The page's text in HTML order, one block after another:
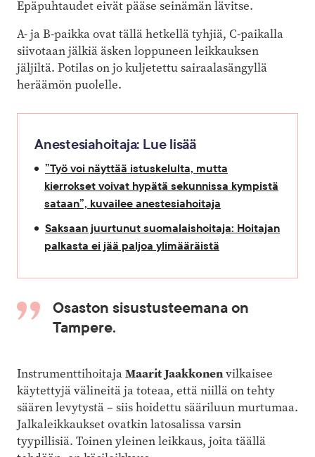
Epäpuhtaudet eivät pääse seinämän lävitse.
A- ja B-paikka ovat tällä hetkellä tyhjiä, C-paikalla
siivotaan jälkiä äsken loppuneen leikkauksen
jäljiltä. Potilas on jo kuljetettu sairaalasängyllä
heräämön puolelle.
Anestesiahoitaja: Lue lisää
”Työ voi näyttää istuskelulta, mutta
kierrokset voivat hypätä sekunnissa kympistä
sataan”, kuvailee anestesiahoitaja
Saksaan juurtunut suomalaishoitaja: Hoitajan
palkasta ei jää paljoa ylimääräistä
Osaston sisustusteemana on
Tampere.
InstrumenttihoitajaMaarit Jaakkonenvilkaisee
käytettyjä välineitä ja toteaa, että niillä on tehty
säären levytystä – siis hoidettu sääriluun murtumaa.
Jalkaleikkaukset ovatkin latosalissa varsin
tyypillisiä. Toinen yleinen leikkaus, joita täällä